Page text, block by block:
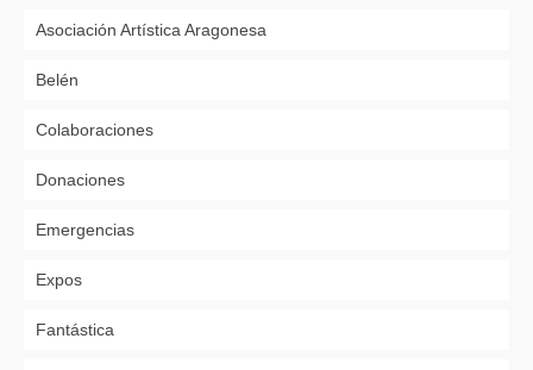
Asociación Artística Aragonesa
Belén
Colaboraciones
Donaciones
Emergencias
Expos
Fantástica